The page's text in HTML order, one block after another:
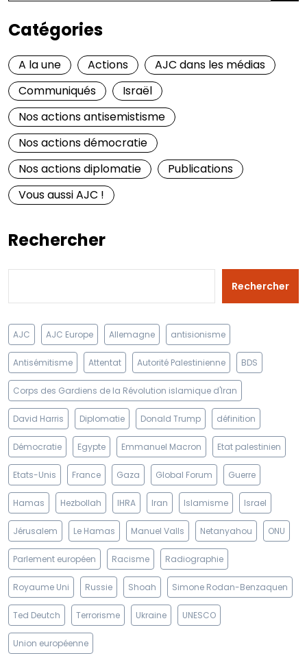
Catégories
A la une Actions
AJC dans les médias
Communiqués
Israël
Nos actions antisemistisme
Nos actions démocratie
Nos actions diplomatie
Publications
Vous aussi AJC !
Rechercher
Rechercher
AJC AJC Europe Allemagne antisionisme
Antisémitisme Attentat Autorité Palestinienne BDS
Corps des Gardiens de la Révolution islamique d'Iran
David Harris Diplomatie Donald Trump définition
Démocratie Egypte Emmanuel Macron Etat palestinien
Etats-Unis France Gaza Global Forum Guerre
Hamas Hezbollah IHRA Iran Islamisme Israel
Jérusalem Le Hamas Manuel Valls Netanyahou ONU
Parlement européen Racisme Radiographie
Royaume Uni Russie Shoah Simone Rodan-Benzaquen
Ted Deutch Terrorisme Ukraine UNESCO
Union européenne